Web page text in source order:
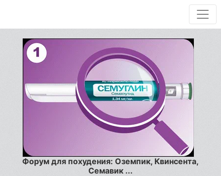
Форум для похудения: Оземпик, Квинсента,
Семавик ...